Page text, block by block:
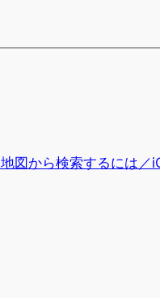
地図から検索するには／